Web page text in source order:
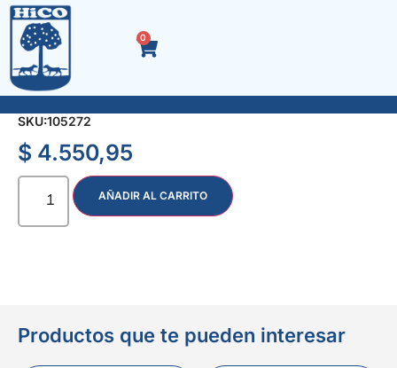
0
LLANA P/FRENTISTA DURA 12 x 25 cm.
SKU:105272
$ 4.550,95
AÑADIR AL CARRITO
Productos que te pueden interesar